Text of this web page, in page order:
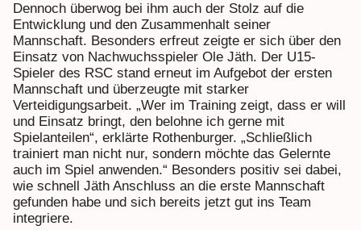
Dennoch überwog bei ihm auch der Stolz auf die
Entwicklung und den Zusammenhalt seiner
Mannschaft. Besonders erfreut zeigte er sich über den
Einsatz von Nachwuchsspieler Ole Jäth. Der U15-
Spieler des RSC stand erneut im Aufgebot der ersten
Mannschaft und überzeugte mit starker
Verteidigungsarbeit. „Wer im Training zeigt, dass er will
und Einsatz bringt, den belohne ich gerne mit
Spielanteilen“, erklärte Rothenburger. „Schließlich
trainiert man nicht nur, sondern möchte das Gelernte
auch im Spiel anwenden.“ Besonders positiv sei dabei,
wie schnell Jäth Anschluss an die erste Mannschaft
gefunden habe und sich bereits jetzt gut ins Team
integriere.